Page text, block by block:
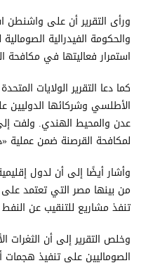
ورأى التقرير أن على واشنطن
والحكومة الفيدرالية
استمرار فعاليتها في مكافحة
كما دعا التقرير الولايات
الأطلسي وشركائها الدوليين
عدن والمحيط الهندي. ولفت
لمكافحة القرصنة ضمن عملية «درع
وأشار أيضًا إلى أن لدول
من بينها مصر التي تعتمد
تنفذ مشاريع للتنقيب عن
وخلص التقرير إلى أن الثغرات
الصوماليين على تنفيذ هجمات